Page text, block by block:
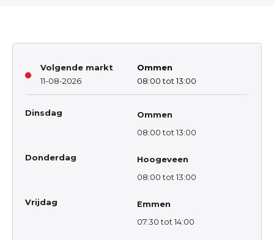
Volgende markt
11-08-2026
Ommen
08:00 tot 13:00
Dinsdag
Ommen
08:00 tot 13:00
Donderdag
Hoogeveen
08:00 tot 13:00
Vrijdag
Emmen
07:30 tot 14:00